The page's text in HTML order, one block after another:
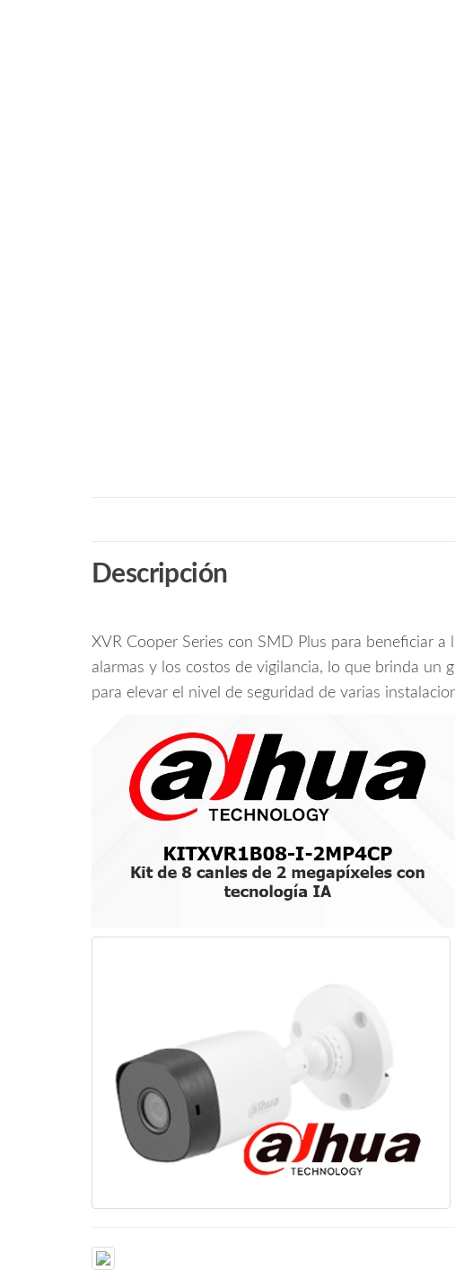
Descripción
XVR Cooper Series con SMD Plus para beneficiar
alarmas y los costos de vigilancia, lo que brinda un
para elevar el nivel de seguridad de varias